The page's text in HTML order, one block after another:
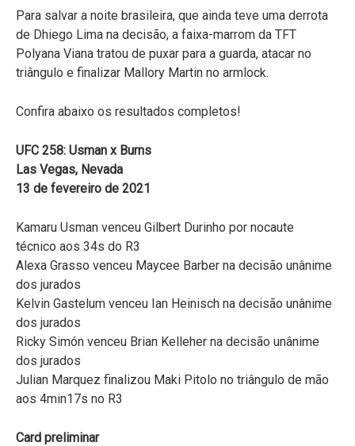
Para salvar a noite brasileira, que ainda teve uma derrota
de Dhiego Lima na decisão, a faixa-marrom da TFT
Polyana Viana tratou de puxar para a guarda, atacar no
triângulo e finalizar Mallory Martin no armlock.
Confira abaixo os resultados completos!
UFC 258: Usman x Burns
Las Vegas, Nevada
13 de fevereiro de 2021
Kamaru Usman venceu Gilbert Durinho por nocaute
técnico aos 34s do R3
Alexa Grasso venceu Maycee Barber na decisão unânime
dos jurados
Kelvin Gastelum venceu Ian Heinisch na decisão unânime
dos jurados
Ricky Simón venceu Brian Kelleher na decisão unânime
dos jurados
Julian Marquez finalizou Maki Pitolo no triângulo de mão
aos 4min17s no R3
Card preliminar